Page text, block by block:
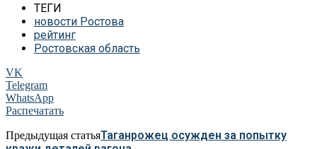
ТЕГИ
новости Ростова
рейтинг
Ростовская область
VK
Telegram
WhatsApp
Распечатать
Предыдущая статьяТаганрожец осужден за попытку